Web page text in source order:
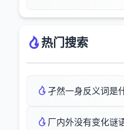
热门搜索
孑然一身反义词是
厂内外没有变化谜